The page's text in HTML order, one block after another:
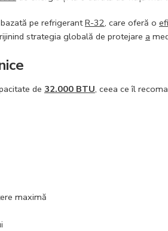
pe refrigerantR-32, care oferă o
strategia globală de protejare a
de 32.000 BTU, ceea ce îl
maximă